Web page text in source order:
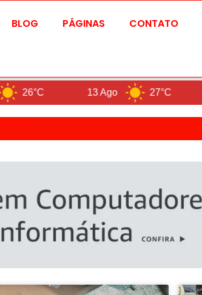
BLOG PÁGINAS CONTATO
13 Ago 27°C